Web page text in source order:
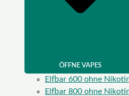
ÖFFNE VAPES
Elfbar 600 ohne
Elfbar 800 ohne